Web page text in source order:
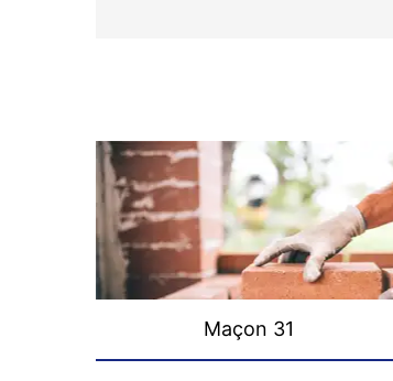
Maçon 31